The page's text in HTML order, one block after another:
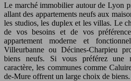
Le marché immobilier autour de Lyon
allant des appartements neufs aux
les studios, les duplex et les villas. Le
de vos besoins et de vos
appartement moderne et
Villeurbanne ou Décines-Charpieu
biens neufs. Si vous préférez une
caractère, les communes comme
de-Mure offrent un large choix de biens.